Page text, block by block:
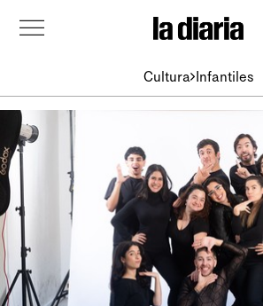
Cultura Infantiles